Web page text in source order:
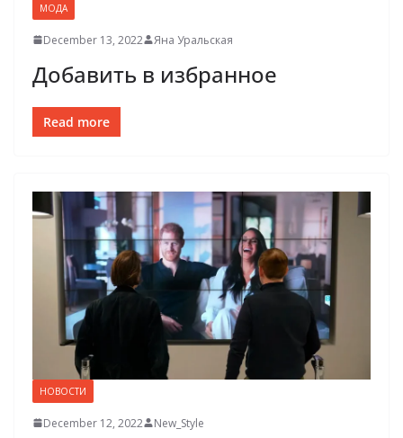
МОДА
December 13, 2022 Яна Уральская
Добавить в избранное
Read more
НОВОСТИ
December 12, 2022 New_Style